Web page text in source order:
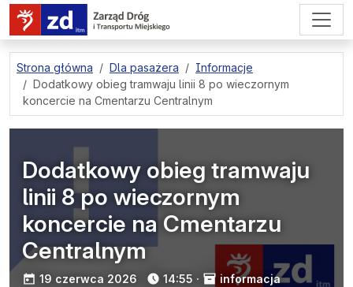
przejdź do treści strony
Strona główna Dla pasażera
Informacje
Dodatkowy obieg tramwaju linii 8 po wieczornym
koncercie na Cmentarzu Centralnym
Dodatkowy obieg tramwaju
linii 8 po wieczornym
koncercie na Cmentarzu
Centralnym
opublikowano:
19 czerwca 2026 14:55 ·
informacja